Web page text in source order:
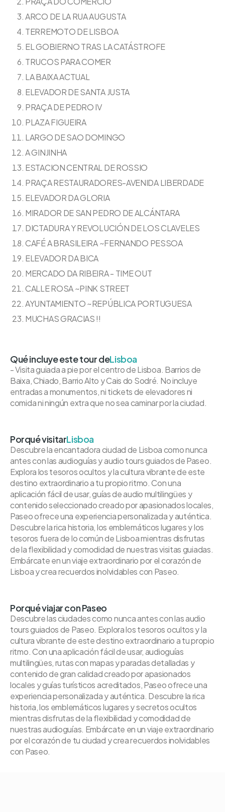
ARCO DE LA RUA AUGUSTA
TERREMOTO DE LISBOA
EL GOBIERNO TRAS LA CATÁSTROFE
TRUCOS PARA COMER
LA BAIXA ACTUAL
ELEVADOR DE SANTA JUSTA
PRAÇA DE PEDRO IV
PLAZA FIGUEIRA
LARGO DE SAO DOMINGO
A GINJINHA
ESTACION CENTRAL DE ROSSIO
PRAÇA RESTAURADORES-AVENIDA LIBERDADE
ELEVADOR DA GLORIA
MIRADOR DE SAN PEDRO DE ALCÁNTARA
DICTADURA Y REVOLUCIÓN DE LOS CLAVELES
CAFÉ A BRASILEIRA ~FERNANDO PESSOA
ELEVADOR DA BICA
MERCADO DA RIBEIRA - TIME OUT
CALLE ROSA ~PINK STREET
AYUNTAMIENTO ~REPÚBLICA PORTUGUESA
MUCHAS GRACIAS !!
Qué incluye este tour deLisboa
- Visita guiada a pie por el centro de Lisboa. Barrios de
Baixa, Chiado, Barrio Alto y Cais do Sodré. No incluye
entradas a monumentos, ni tickets de elevadores ni
comida ni ningún extra que no sea caminar por la ciudad.
Porqué visitarLisboa
Descubre la encantadora ciudad de Lisboa como nunca
antes con las audioguías y audio tours guiados de Paseo.
Explora los tesoros ocultos y la cultura vibrante de este
destino extraordinario a tu propio ritmo. Con una
aplicación fácil de usar, guías de audio multilingües y
contenido seleccionado creado por apasionados locales,
Paseo ofrece una experiencia personalizada y auténtica.
Descubre la rica historia, los emblemáticos lugares y los
tesoros fuera de lo común de Lisboa mientras disfrutas
de la flexibilidad y comodidad de nuestras visitas guiadas.
Embárcate en un viaje extraordinario por el corazón de
Lisboa y crea recuerdos inolvidables con Paseo.
Porqué viajar con Paseo
Descubre las ciudades como nunca antes con las audio
tours guiados de Paseo. Explora los tesoros ocultos y la
cultura vibrante de este destino extraordinario a tu propio
ritmo. Con una aplicación fácil de usar, audioguías
multilingües, rutas con mapas y paradas detalladas y
contenido de gran calidad creado por apasionados
locales y guías turísticos acreditados, Paseo ofrece una
experiencia personalizada y auténtica. Descubre la rica
historia, los emblemáticos lugares y secretos ocultos
mientras disfrutas de la flexibilidad y comodidad de
nuestras audioguías. Embárcate en un viaje extraordinario
por el corazón de tu ciudad y crea recuerdos inolvidables
con Paseo.